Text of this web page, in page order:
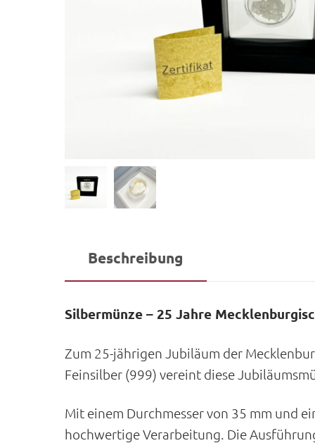
Beschreibung
Silbermünze – 25 Jahre
Zum 25-jährigen Jubiläum der
Feinsilber (999) vereint diese
Mit einem Durchmesser von 35 mm und
hochwertige Verarbeitung. Die